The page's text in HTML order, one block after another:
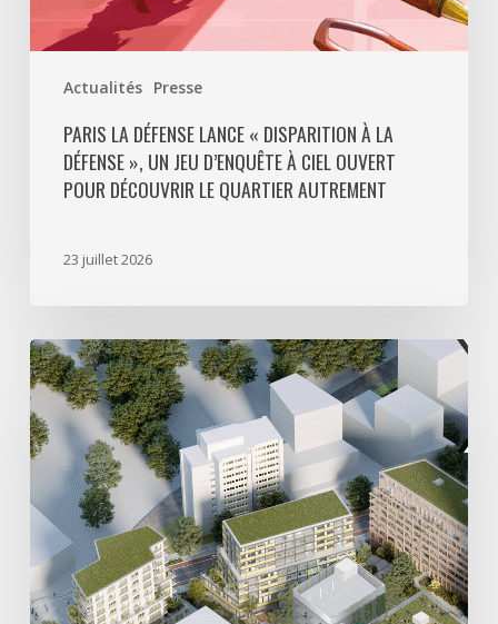
Actualités Presse
à
ciel
découvrir
quartier
PARIS LA DÉFENSE LANCE « DISPARITION À LA
DÉFENSE », UN JEU D’ENQUÊTE À CIEL OUVERT
POUR DÉCOUVRIR LE QUARTIER AUTREMENT
23 juillet 2026
Avec
5
actes
signés
pour
créer
000
m2
de